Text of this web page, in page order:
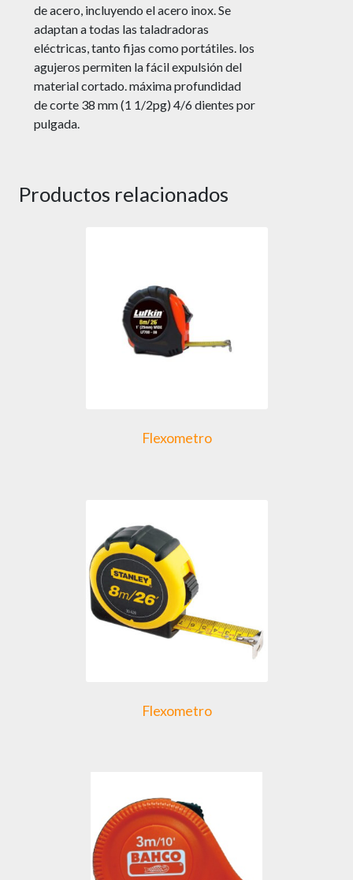
de acero, incluyendo el acero inox. Se
adaptan a todas las taladradoras
eléctricas, tanto fijas como portátiles. los
agujeros permiten la fácil expulsión del
material cortado. máxima profundidad
de corte 38 mm (1 1/2pg) 4/6 dientes por
pulgada.
Productos relacionados
Flexometro
Flexometro